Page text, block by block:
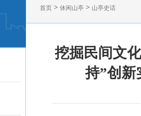
首页 > 休闲山亭 > 山亭史话
挖掘民间文
持”创新